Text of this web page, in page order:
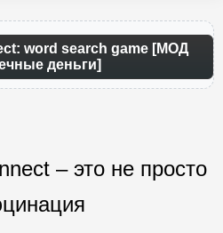
word search game [МОД
деньги]
– это не просто